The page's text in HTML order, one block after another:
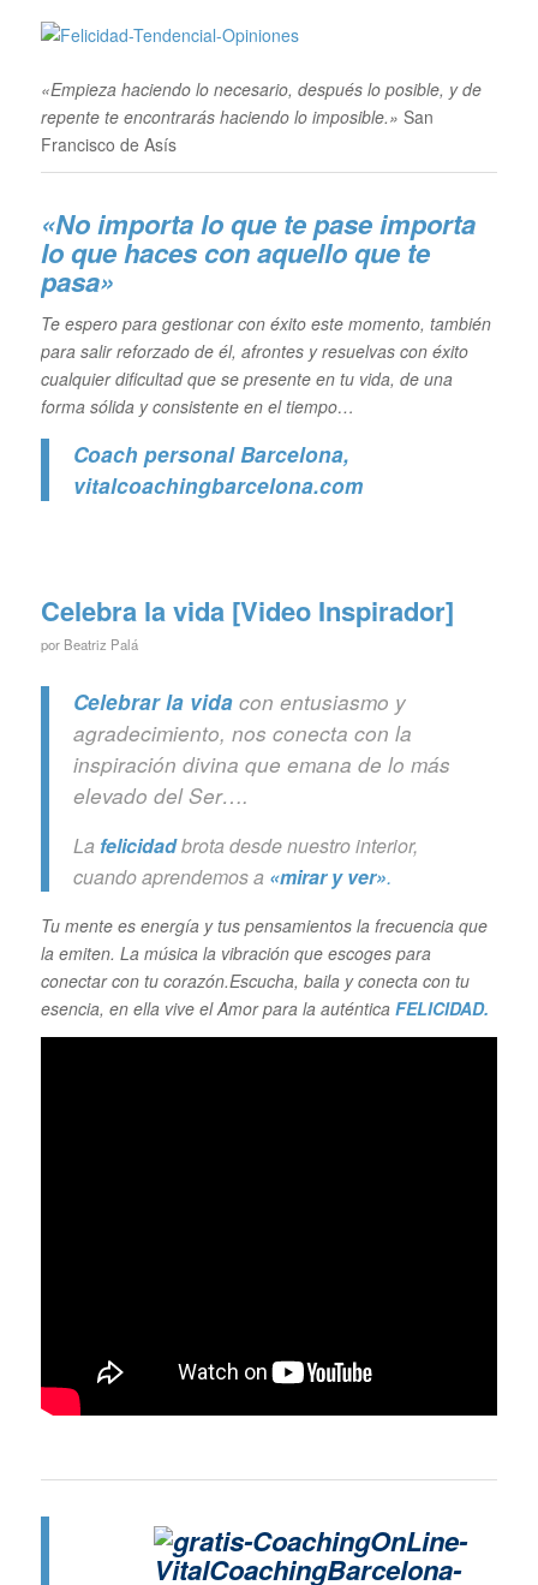
«Empieza haciendo lo necesario, después lo posible, y de
repente te encontrarás haciendo lo imposible.» San
Francisco de Asís
«No importa lo que te pase importa
lo que haces con aquello que te
pasa»
Te espero para gestionar con éxito este momento, también
para salir reforzado de él, afrontes y resuelvas con éxito
cualquier dificultad que se presente en tu vida, de una
forma sólida y consistente en el tiempo…
Coach personal Barcelona,
vitalcoachingbarcelona.com
Celebra la vida [Video Inspirador]
por Beatriz Palá
Celebrar la vida con entusiasmo y
agradecimiento, nos conecta con la
inspiración divina que emana de lo más
elevado del Ser….
La felicidadbrota desde nuestro interior,
cuando aprendemos a «mirar y ver».
Tu mente es energía y tus pensamientos la frecuencia que
la emiten. La música la vibración que escoges para
conectar con tu corazón.Escucha, baila y conecta con tu
esencia, en ella vive el Amor para la auténtica FELICIDAD.